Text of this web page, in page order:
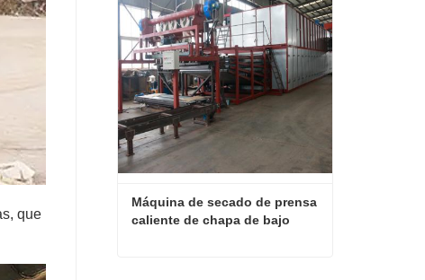
que
Máquina de secado de prensa
caliente de chapa de bajo